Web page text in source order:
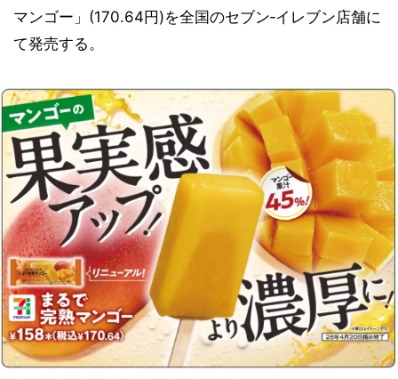
マンゴー」(170.64円)を全国のセブン‐イレブン店舗に
て発売する。